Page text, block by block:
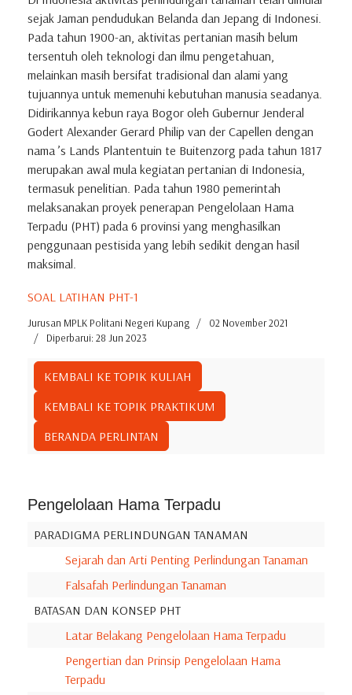
sejak Jaman pendudukan Belanda dan Jepang di Indonesi.
Pada tahun 1900-an, aktivitas pertanian masih belum
tersentuh oleh teknologi dan ilmu pengetahuan,
melainkan masih bersifat tradisional dan alami yang
tujuannya untuk memenuhi kebutuhan manusia seadanya.
Didirikannya kebun raya Bogor oleh Gubernur Jenderal
Godert Alexander Gerard Philip van der Capellen dengan
nama ’s Lands Plantentuin te Buitenzorg pada tahun 1817
merupakan awal mula kegiatan pertanian di Indonesia,
termasuk penelitian. Pada tahun 1980 pemerintah
melaksanakan proyek penerapan Pengelolaan Hama
Terpadu (PHT) pada 6 provinsi yang menghasilkan
penggunaan pestisida yang lebih sedikit dengan hasil
maksimal.
SOAL LATIHAN PHT-1
Jurusan MPLK Politani Negeri Kupang
02 November 2021
Diperbarui: 28 Jun 2023
KEMBALI KE TOPIK KULIAH
KEMBALI KE TOPIK PRAKTIKUM
BERANDA PERLINTAN
Pengelolaan Hama Terpadu
PARADIGMA PERLINDUNGAN TANAMAN
Sejarah dan Arti Penting Perlindungan Tanaman
Falsafah Perlindungan Tanaman
BATASAN DAN KONSEP PHT
Latar Belakang Pengelolaan Hama Terpadu
Pengertian dan Prinsip Pengelolaan Hama
Terpadu